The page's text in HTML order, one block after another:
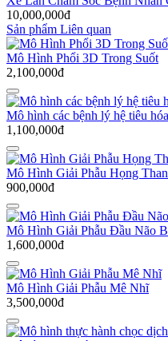
10,000,000đ
Sản phẩm Liên quan
Mô Hình Phổi 3D Trong Suốt
2,100,000đ
Mô hình các bệnh lý hệ tiêu
1,100,000đ
Mô Hình Giải Phẫu Họng
900,000đ
Mô Hình Giải Phẫu Đầu Não
1,600,000đ
Mô Hình Giải Phẫu Mê Nhĩ
3,500,000đ